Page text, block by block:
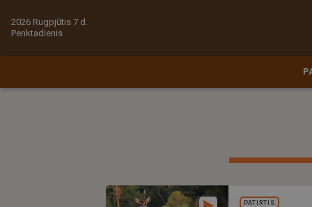
2026 Rugpjūtis 7 d.
Penktadienis
PATIRTIS